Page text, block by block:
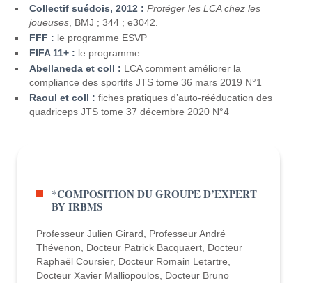
Collectif suédois, 2012 : Protéger les LCA chez les
joueuses , BMJ ; 344 ; e3042.
FFF : le programme ESVP
FIFA 11+ : le programme
Abellaneda et coll : LCA comment améliorer la
compliance des sportifs JTS tome 36 mars 2019 N°1
Raoul et coll : fiches pratiques d’auto-rééducation des
quadriceps JTS tome 37 décembre 2020 N°4
*COMPOSITION DU GROUPE D’EXPERT
BY IRBMS
Professeur Julien Girard, Professeur André
Thévenon, Docteur Patrick Bacquaert, Docteur
Raphaël Coursier, Docteur Romain Letartre,
Docteur Xavier Malliopoulos, Docteur Bruno